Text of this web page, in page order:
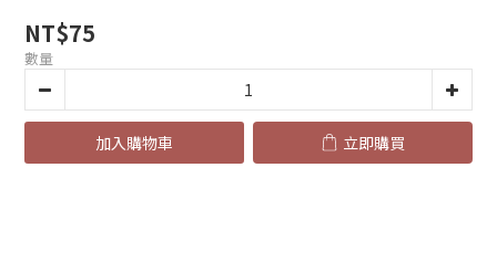
NT$75
數量
加入購物車 立即購買